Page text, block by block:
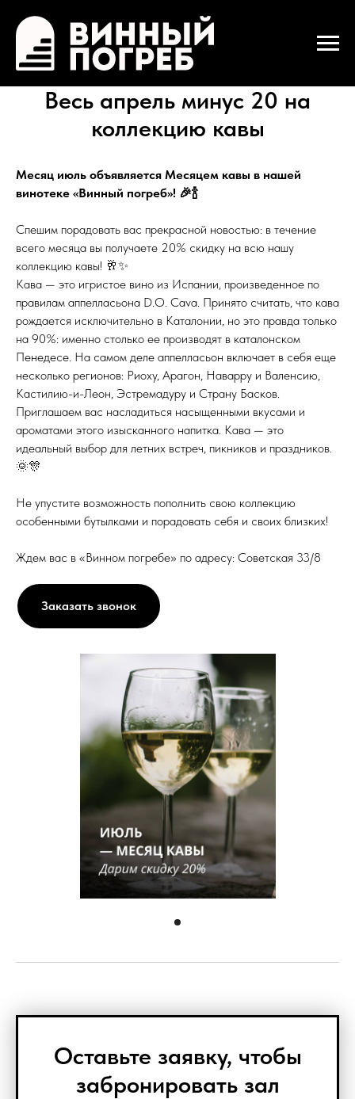
Весь апрель минус 20 на
коллекцию кавы
Месяц июль объявляется Месяцем кавы в нашей
винотеке «Винный погреб»! 🎉🍾
Спешим порадовать вас прекрасной новостью: в течение
всего месяца вы получаете 20% скидку на всю нашу
коллекцию кавы! 🥂✨
Кава — это игристое вино из Испании, произведенное по
правилам аппелласьона D.O. Cava. Принято считать, что кава
рождается исключительно в Каталонии, но это правда только
на 90%: именно столько ее производят в каталонском
Пенедесе. На самом деле аппелласьон включает в себя еще
несколько регионов: Риоху, Арагон, Наварру и Валенсию,
Кастилию-и-Леон, Эстремадуру и Страну Басков.
Приглашаем вас насладиться насыщенными вкусами и
ароматами этого изысканного напитка. Кава — это
идеальный выбор для летних встреч, пикников и праздников.
🌞🎊
Не упустите возможность пополнить свою коллекцию
особенными бутылками и порадовать себя и своих близких!
Ждем вас в «Винном погребе» по адресу: Советская 33/8
Заказать звонок
Оставьте заявку, чтобы
забронировать зал